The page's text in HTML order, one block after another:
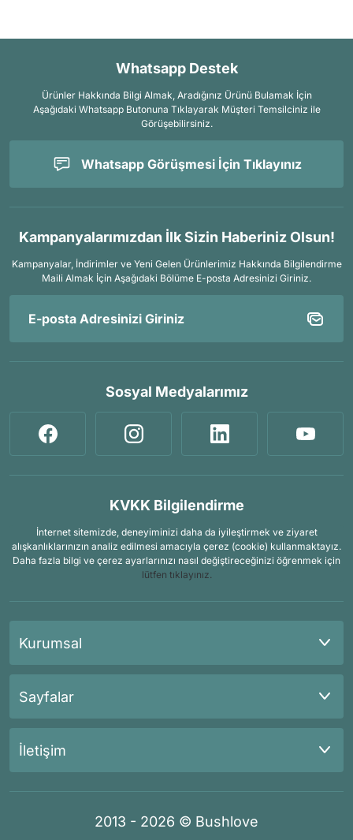
Whatsapp Destek
Ürünler Hakkında Bilgi Almak, Aradığınız Ürünü Bulamak İçin
Aşağıdaki Whatsapp Butonuna Tıklayarak Müşteri Temsilciniz ile
Görüşebilirsiniz.
Whatsapp Görüşmesi İçin Tıklayınız
Kampanyalarımızdan İlk Sizin Haberiniz Olsun!
Kampanyalar, İndirimler ve Yeni Gelen Ürünlerimiz Hakkında Bilgilendirme
Maili Almak İçin Aşağıdaki Bölüme E-posta Adresinizi Giriniz.
Sosyal Medyalarımız
KVKK Bilgilendirme
İnternet sitemizde, deneyiminizi daha da iyileştirmek ve ziyaret
alışkanlıklarınızın analiz edilmesi amacıyla çerez (cookie) kullanmaktayız.
Daha fazla bilgi ve çerez ayarlarınızı nasıl değiştireceğinizi öğrenmek için
lütfen tıklayınız.
Kurumsal
Sayfalar
İletişim
2013 - 2026 © Bushlove